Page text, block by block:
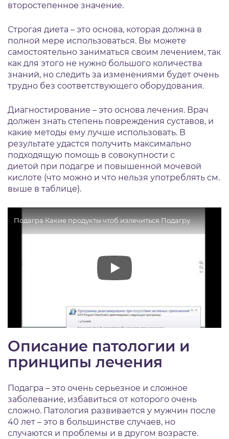
второстепенное значение.
Строгая диета – это основа, которая должна в
полной мере использоваться. Вы можете
самостоятельно заниматься своим лечением, так
как для этого не нужно большого количества
знаний, но следить за изменениями будет очень
трудно без соответствующего оборудования.
Диагностирование – это основа лечения. Врач
должен знать степень повреждения суставов, и
какие методы ему лучше использовать. В
результате удастся получить максимально
подходящую помощь в совокупности с
диетой при подагре и повышенной мочевой
кислоте (что можно и что нельзя употреблять см.
выше в таблице).
Подагра Какие продукты чтоб излечиться Подагру
Описание патологии и
принципы лечения
Подагра – это очень серьезное и сложное
заболевание, избавиться от которого очень
сложно. Патология развивается у мужчин после
40 лет – это в большинстве случаев, но
случаются и проблемы и в другом возрасте.